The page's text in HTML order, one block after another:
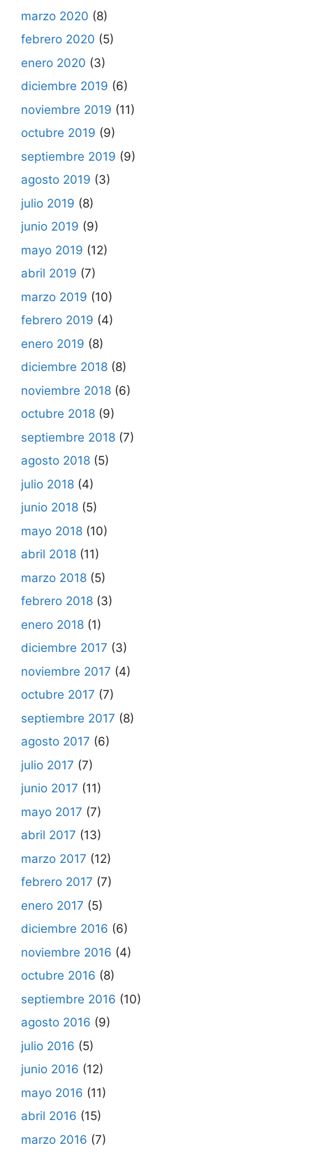
marzo 2020 (8)
febrero 2020 (5)
enero 2020 (3)
diciembre 2019 (6)
noviembre 2019 (11)
octubre 2019 (9)
septiembre 2019 (9)
agosto 2019 (3)
julio 2019 (8)
junio 2019 (9)
mayo 2019 (12)
abril 2019 (7)
marzo 2019 (10)
febrero 2019 (4)
enero 2019 (8)
diciembre 2018 (8)
noviembre 2018 (6)
octubre 2018 (9)
septiembre 2018 (7)
agosto 2018 (5)
julio 2018 (4)
junio 2018 (5)
mayo 2018 (10)
abril 2018 (11)
marzo 2018 (5)
febrero 2018 (3)
enero 2018 (1)
diciembre 2017 (3)
noviembre 2017 (4)
octubre 2017 (7)
septiembre 2017 (8)
agosto 2017 (6)
julio 2017 (7)
junio 2017 (11)
mayo 2017 (7)
abril 2017 (13)
marzo 2017 (12)
febrero 2017 (7)
enero 2017 (5)
diciembre 2016 (6)
noviembre 2016 (4)
octubre 2016 (8)
septiembre 2016 (10)
agosto 2016 (9)
julio 2016 (5)
junio 2016 (12)
mayo 2016 (11)
abril 2016 (15)
marzo 2016 (7)